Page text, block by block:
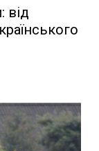
від